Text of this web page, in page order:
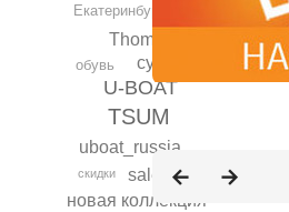
TSUM
U-BOAT
uboat_russia
sale
сумки
новая коллекция
Thomas Munz
Екатеринбург
обувь
скидки мода